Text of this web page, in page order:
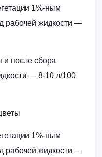
1%-ным
рабочей жидкости ―
и после сбора
― 8-10 л/100
1%-ным
рабочей жидкости ―